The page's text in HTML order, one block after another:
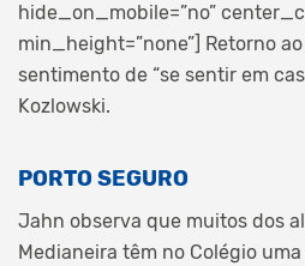
hide_on_mobile=”no”
min_height=”none”]
Retorno
sentimento de “se sentir em
Kozlowski.
PORTO SEGURO
Jahn observa que muitos dos
Medianeira têm no Colégio